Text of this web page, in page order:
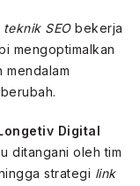
teknik SEObekerja
mengoptimalkan
mendalam
Digital
ditangani oleh tim
strategi link